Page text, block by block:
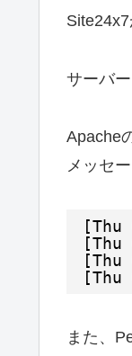
サーバ
Apache
メッセ
また、